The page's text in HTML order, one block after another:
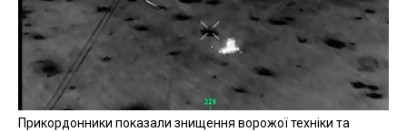
лютого 2014 року в районі Маріїнського парку та
Кріпосного провулку загинули та були поранені 110
активістів Євромайдану
Фото: із відкритих джерел
Читайте также